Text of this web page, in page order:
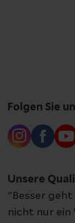
Folgen Sie
Unsere
"Besser
nicht nur ein